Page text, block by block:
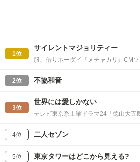
1位
サイレントマジョリティー
服、借りホーダイ『メチャカリ』CM
2位 不協和音
3位
世界には愛しかない
テレビ東京系土曜ドラマ24「徳山大五
4位 二人セゾン
5位 東京タワーはどこから見える?